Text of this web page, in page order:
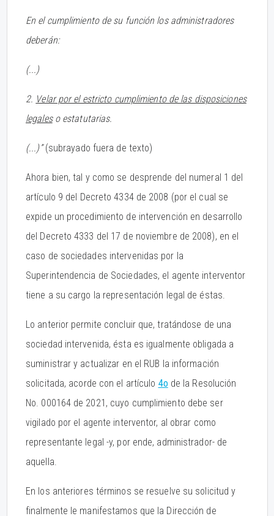
En el cumplimiento de su función los administradores
deberán:
(...)
2. Velar por el estricto cumplimiento de las disposiciones
legaleso estatutarias.
(...)”(subrayado fuera de texto)
Ahora bien, tal y como se desprende del numeral 1 del
artículo 9 del Decreto 4334 de 2008 (por el cual se
expide un procedimiento de intervención en desarrollo
del Decreto 4333 del 17 de noviembre de 2008), en el
caso de sociedades intervenidas por la
Superintendencia de Sociedades, el agente interventor
tiene a su cargo la representación legal de éstas.
Lo anterior permite concluir que, tratándose de una
sociedad intervenida, ésta es igualmente obligada a
suministrar y actualizar en el RUB la información
solicitada, acorde con el artículo 4o de la Resolución
No. 000164 de 2021, cuyo cumplimiento debe ser
vigilado por el agente interventor, al obrar como
representante legal -y, por ende, administrador- de
aquella.
En los anteriores términos se resuelve su solicitud y
finalmente le manifestamos que la Dirección de